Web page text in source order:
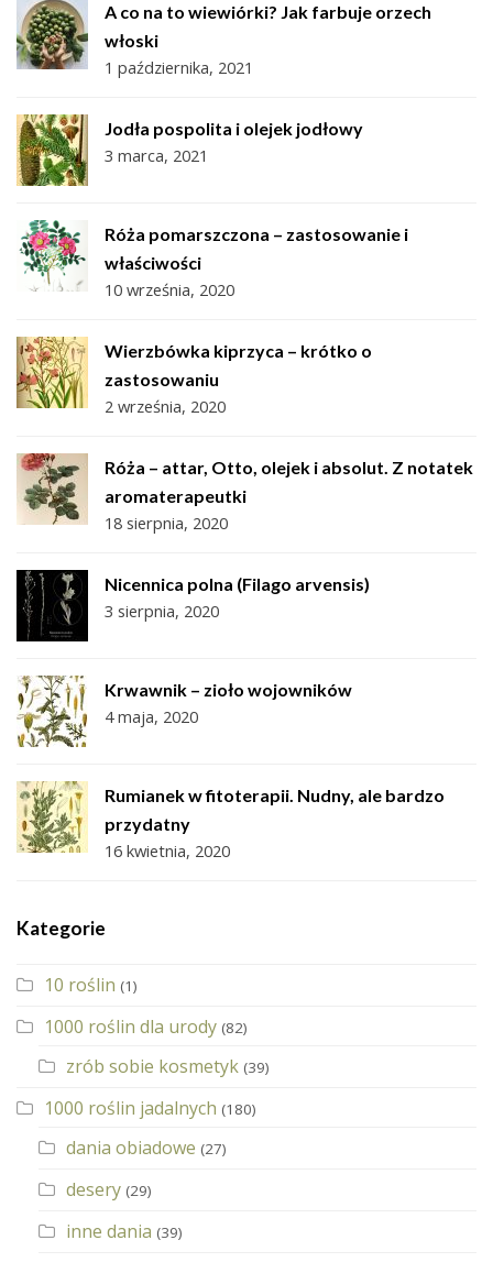
A co na to wiewiórki? Jak farbuje orzech
włoski
1 października, 2021
Jodła pospolita i olejek jodłowy
3 marca, 2021
Róża pomarszczona – zastosowanie i
właściwości
10 września, 2020
Wierzbówka kiprzyca – krótko o
zastosowaniu
2 września, 2020
Róża – attar, Otto, olejek i absolut. Z notatek
aromaterapeutki
18 sierpnia, 2020
Nicennica polna (Filago arvensis)
3 sierpnia, 2020
Krwawnik – zioło wojowników
4 maja, 2020
Rumianek w fitoterapii. Nudny, ale bardzo
przydatny
16 kwietnia, 2020
Kategorie
10 roślin (1)
1000 roślin dla urody (82)
zrób sobie kosmetyk (39)
1000 roślin jadalnych (180)
dania obiadowe (27)
desery (29)
inne dania (39)